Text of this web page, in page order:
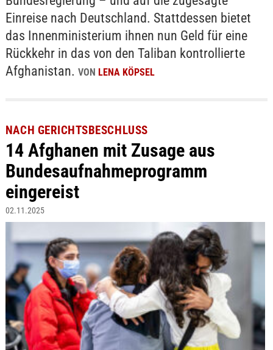
Einreise nach Deutschland. Stattdessen bietet
das Innenministerium ihnen nun Geld für eine
Rückkehr in das von den Taliban kontrollierte
Afghanistan. VON LENA KÖPSEL
NACH GERICHTSBESCHLUSS
14 Afghanen mit Zusage aus
Bundesaufnahmeprogramm
eingereist
02.11.2025